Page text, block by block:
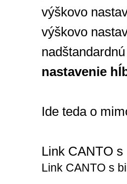
výškovo
výškovo
nastavenie
Ide teda o
Link CANTO
Link CANTO s